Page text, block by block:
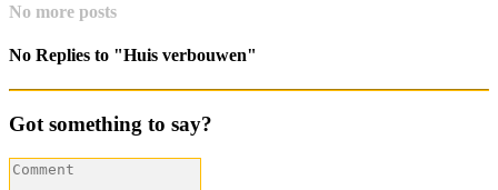
No more posts
No Replies to "Huis verbouwen"
Got something to say?